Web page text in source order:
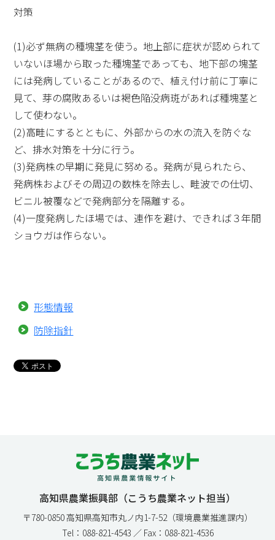
対策
(1)必ず無病の種塊茎を使う。地上部に症状が認められて
いないほ場から取った種塊茎であっても、地下部の塊茎
には発病していることがあるので、植え付け前に丁寧に
見て、芽の腐敗あるいは褐色陥没病斑があれば種塊茎と
して使わない。
(2)高畦にするとともに、外部からの水の流入を防ぐな
ど、排水対策を十分に行う。
(3)発病株の早期に発見に努める。発病が見られたら、
発病株およびその周辺の数株を除去し、畦波での仕切、
ビニル被覆などで発病部分を隔離する。
(4)一度発病したほ場では、連作を避け、できれば３年間
ショウガは作らない。
形態情報
防除指針
高知県農業振興部（こうち農業ネット担当）
〒780-0850 高知県高知市丸ノ内1-7-52（環境農業推進課内）
Tel：088-821-4543 ／ Fax：088-821-4536